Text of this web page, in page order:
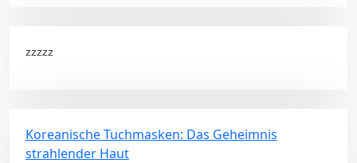
zzzzz
Koreanische Tuchmasken: Das Geheimnis
strahlender Haut